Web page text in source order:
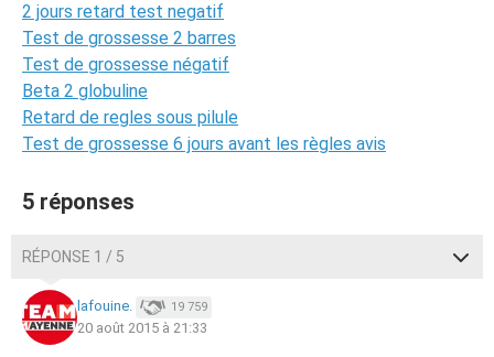
2 jours retard test negatif
Test de grossesse 2 barres
Test de grossesse négatif
Beta 2 globuline
Retard de regles sous pilule
Test de grossesse 6 jours avant les règles avis
5 réponses
RÉPONSE 1 / 5
lafouine. 19 759
20 août 2015 à 21:33